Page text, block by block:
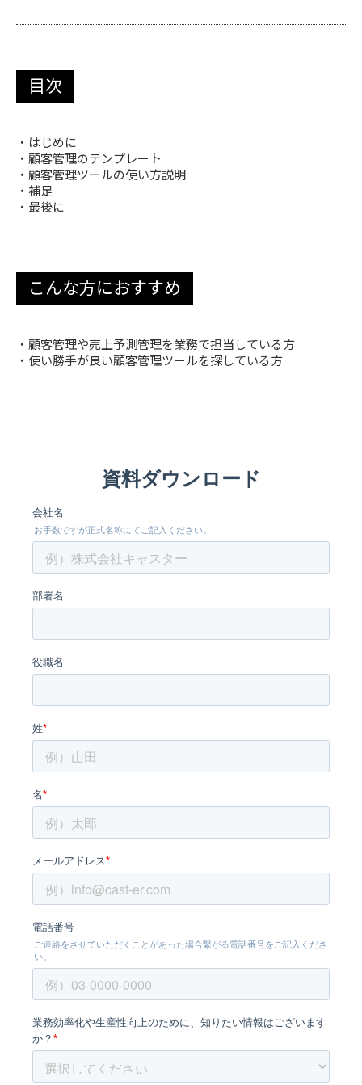
目次
・はじめに
・顧客管理のテンプレート
・顧客管理ツールの使い方説明
・補足
・最後に
こんな方におすすめ
・顧客管理や売上予測管理を業務で担当している方
・使い勝手が良い顧客管理ツールを探している方